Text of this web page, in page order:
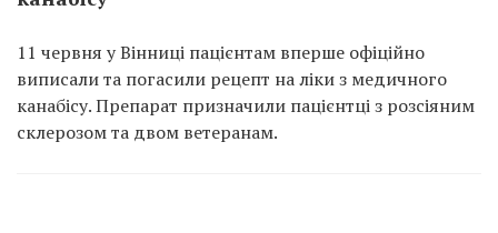
11 червня у Вінниці пацієнтам вперше офіційно
виписали та погасили рецепт на ліки з медичного
канабісу. Препарат призначили пацієнтці з розсіяним
склерозом та двом ветеранам.